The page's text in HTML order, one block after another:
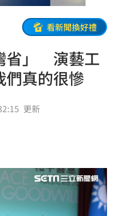
看新聞換好禮
省」 演藝工
們真的很慘
更新